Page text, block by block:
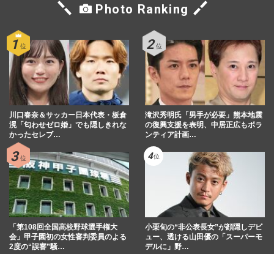
週刊女性2023年4月11日号
『ピップエレキバン』誕生50年！CM出演
の樹木希林さんとの絆と、現代人の肩こり
に合わせた商品進化
週刊女性2022年3月1日号 2022/2/19
内田也哉子、樹木希林さんに激似CMが話
題！ 「あまりに似ていた」舞台ウラ
週刊女性2021年2月9日号
樹木希林さん、家族・30年来の知人らが語
る「それぞれの三回忌」
週刊女性2020年9月22日号
Photo Ranking
川口春奈＆サッカー日本代表・板倉
滉「匂わせゼロ婚」でも隠しきれな
かったセレブ…
滝沢秀明氏「男手が必要」熊本地震
の復興支援を表明、中居正広もボラ
ンティア計画…
「第108回全国高校野球選手権大
会」甲子園初の女性審判委員のよる
2度の“誤審”騒…
小栗旬の“非公表長女”が顔隠しデビ
ュー、透ける山田優の「スーパーモ
デルに」野…